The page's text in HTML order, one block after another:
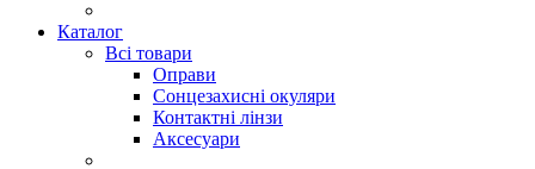
Каталог
Всі товари
Оправи
Сонцезахисні окуляри
Контактні лінзи
Аксесуари